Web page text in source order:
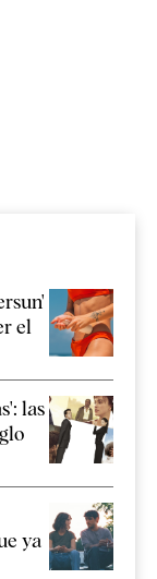
el
las
ya